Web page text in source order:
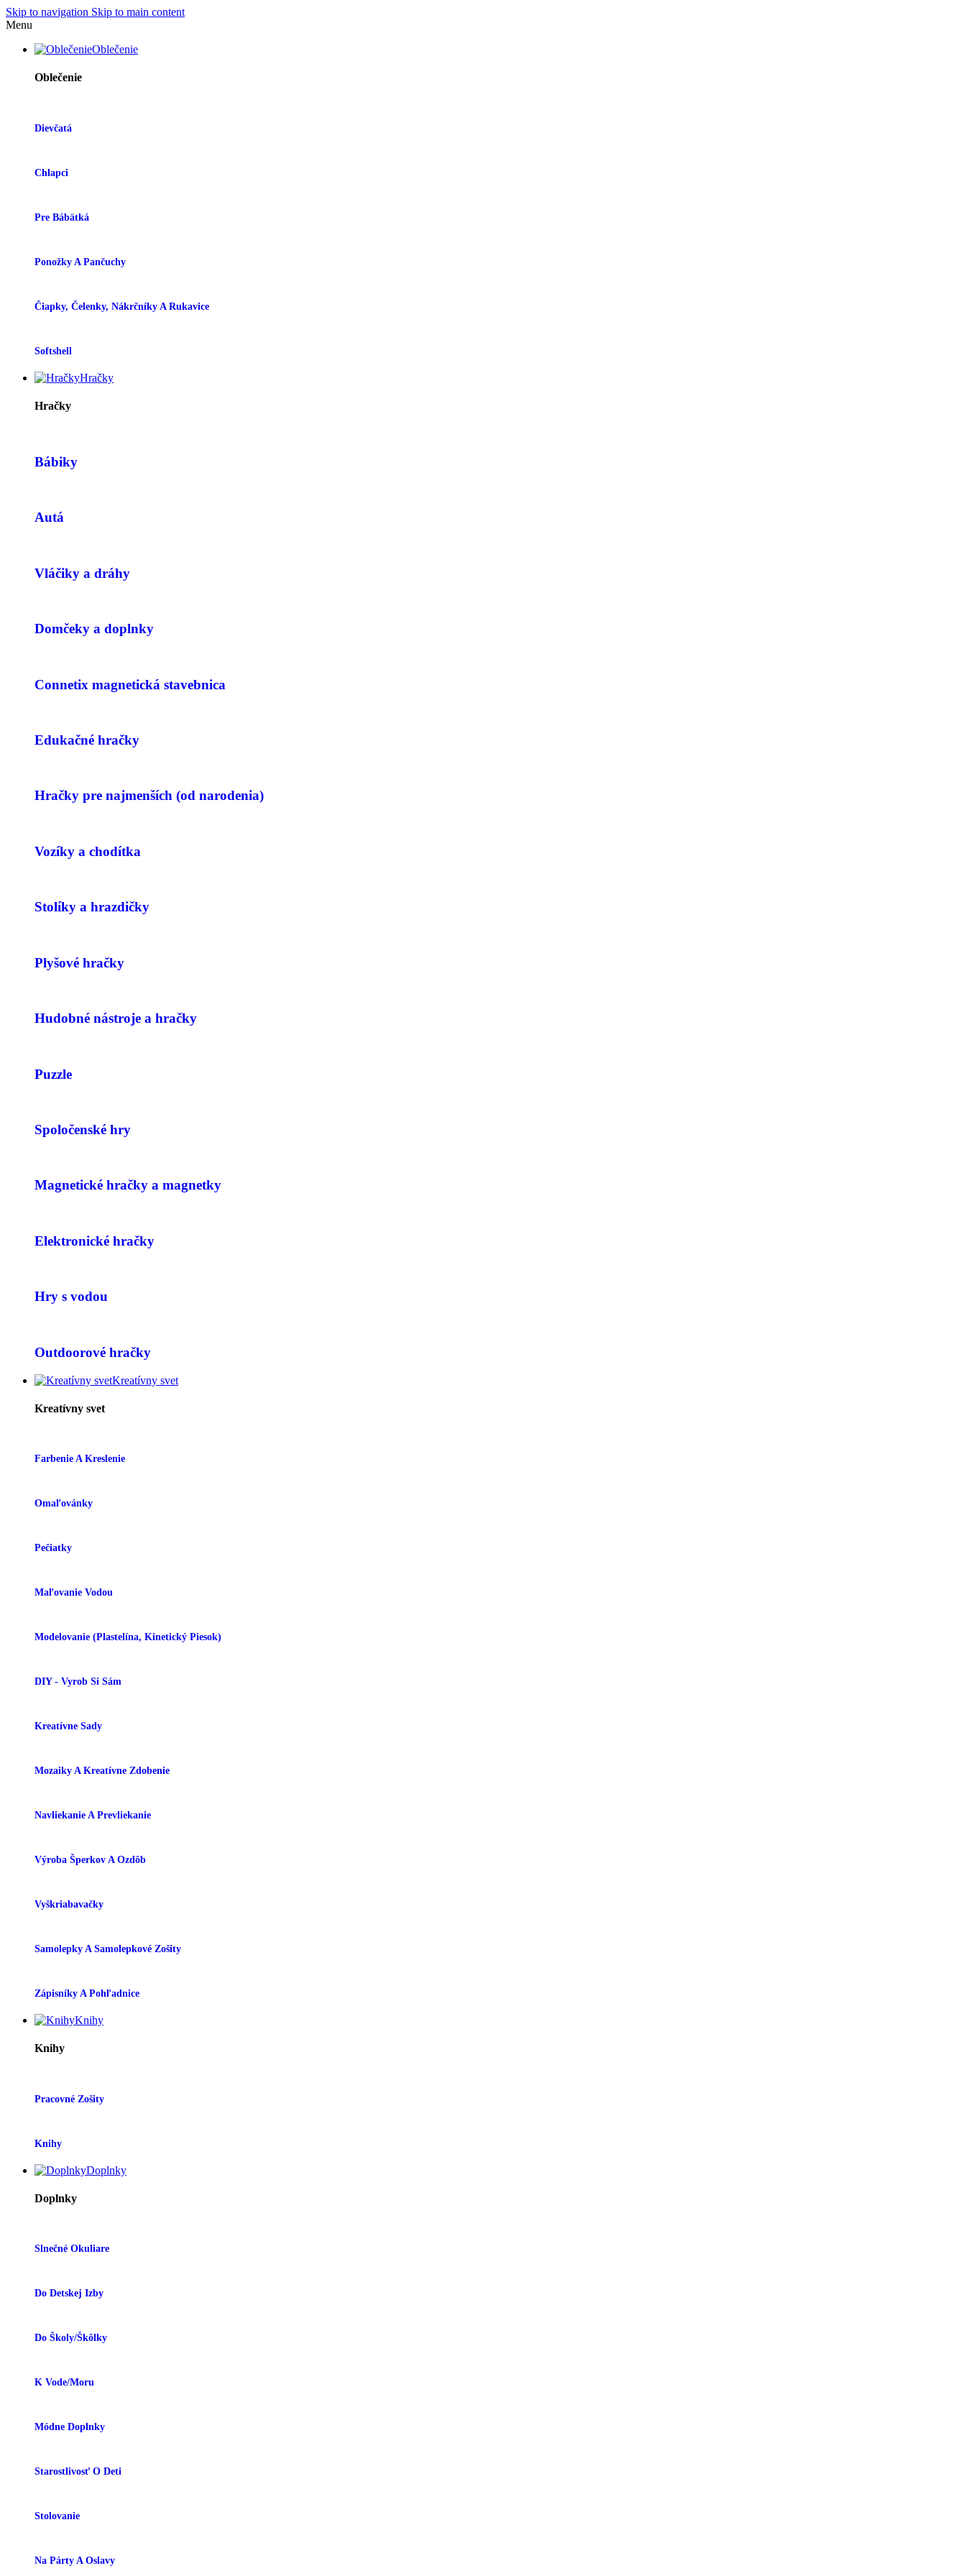
Skip to navigation Skip to main content
Menu
Oblečenie
Oblečenie
Dievčatá
Chlapci
Pre Bábätká
Ponožky A Pančuchy
Čiapky, Čelenky, Nákrčníky A Rukavice
Softshell
Hračky
Hračky
Bábiky
Autá
Vláčiky a dráhy
Domčeky a doplnky
Connetix magnetická stavebnica
Edukačné hračky
Hračky pre najmenších (od narodenia)
Vozíky a chodítka
Stolíky a hrazdičky
Plyšové hračky
Hudobné nástroje a hračky
Puzzle
Spoločenské hry
Magnetické hračky a magnetky
Elektronické hračky
Hry s vodou
Outdoorové hračky
Kreatívny svet
Kreatívny svet
Farbenie A Kreslenie
Omaľovánky
Pečiatky
Maľovanie Vodou
Modelovanie (plastelína, Kinetický Piesok)
DIY - Vyrob Si Sám
Kreatívne Sady
Mozaiky A Kreatívne Zdobenie
Navliekanie A Prevliekanie
Výroba Šperkov A Ozdôb
Vyškriabavačky
Samolepky A Samolepkové Zošity
Zápisníky A Pohľadnice
Knihy
Knihy
Pracovné Zošity
Knihy
Doplnky
Doplnky
Slnečné Okuliare
Do Detskej Izby
Do Školy/škôlky
K Vode/moru
Módne Doplnky
Starostlivosť O Deti
Stolovanie
Na Párty A Oslavy